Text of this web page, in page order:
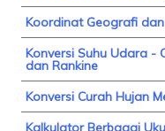
Koordinat Geografi
Konversi Suhu Udara -
dan Rankine
Konversi Curah Hujan
Kalkulator Berbagai